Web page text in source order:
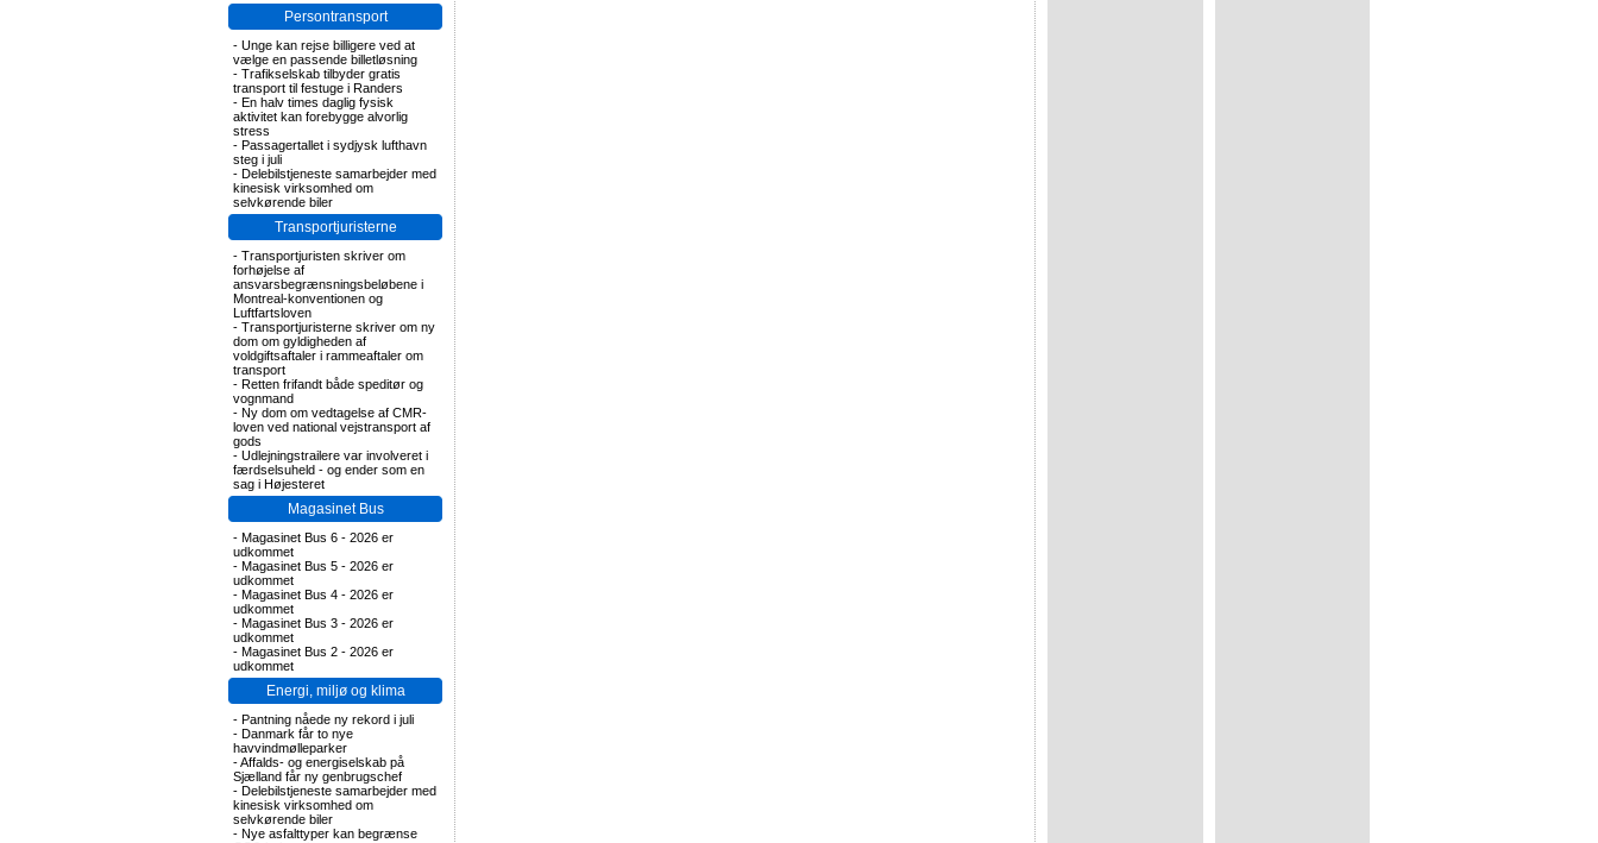
Persontransport
- Unge kan rejse billigere ved at
vælge en passende billetløsning
- Trafikselskab tilbyder gratis
transport til festuge i Randers
- En halv times daglig fysisk
aktivitet kan forebygge alvorlig
stress
- Passagertallet i sydjysk lufthavn
steg i juli
- Delebilstjeneste samarbejder med
kinesisk virksomhed om
selvkørende biler
Transportjuristerne
- Transportjuristen skriver om
forhøjelse af
ansvarsbegrænsningsbeløbene i
Montreal-konventionen og
Luftfartsloven
- Transportjuristerne skriver om ny
dom om gyldigheden af
voldgiftsaftaler i rammeaftaler om
transport
- Retten frifandt både speditør og
vognmand
- Ny dom om vedtagelse af CMR-
loven ved national vejstransport af
gods
- Udlejningstrailere var involveret i
færdselsuheld - og ender som en
sag i Højesteret
Magasinet Bus
- Magasinet Bus 6 - 2026 er
udkommet
- Magasinet Bus 5 - 2026 er
udkommet
- Magasinet Bus 4 - 2026 er
udkommet
- Magasinet Bus 3 - 2026 er
udkommet
- Magasinet Bus 2 - 2026 er
udkommet
Energi, miljø og klima
- Pantning nåede ny rekord i juli
- Danmark får to nye
havvindmølleparker
-Affalds- og energiselskab på
Sjælland får ny genbrugschef
- Delebilstjeneste samarbejder med
kinesisk virksomhed om
selvkørende biler
- Nye asfalttyper kan begrænse